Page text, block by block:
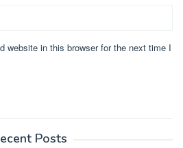
website in this browser for the next time I
Posts